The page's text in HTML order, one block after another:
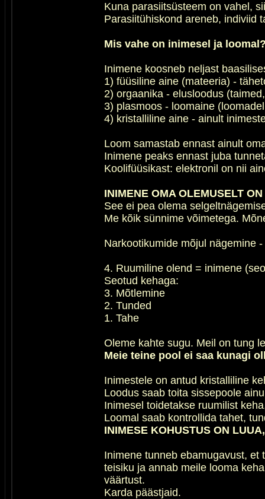
Kuna parasiitsüsteem on vahel,
Parasiitühiskond areneb, indiviid
Mis vahe on inimesel ja
Inimene koosneb neljast
1) füüsiline aine (mateeria) -
2) orgaanika - elusloodus
3) plasmoos - loomaine
4) kristalliline aine - ainult
Loom samastab ennast ainult
Inimene peaks ennast juba
Koolifüüsikast: elektronil on nii
INIMENE OMA OLEMUSELT
See ei pea olema
Me kõik sünnime võimetega.
Narkootikumide mõjul nägemine
4. Ruumiline olend = inimene
Seotud kehaga:
3. Mõtlemine
2. Tunded
1. Tahe
Oleme kahte sugu. Meil on tung
Meie teine pool ei saa kunagi
Inimestele on antud kristalliline
Loodus saab toita sissepoole
Inimesel toidetakse ruumilist
Loomal saab kontrollida tahet,
INIMESE KOHUSTUS ON
Inimene tunneb ebamugavust,
teisiku ja annab meile looma
väärtust.
Karda päästjaid.